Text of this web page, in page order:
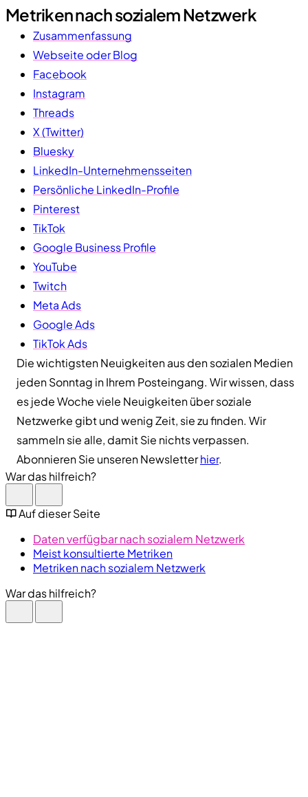
Metriken nach sozialem Netzwerk
Zusammenfassung
Webseite oder Blog
Facebook
Instagram
Threads
X (Twitter)
Bluesky
LinkedIn-Unternehmensseiten
Persönliche LinkedIn-Profile
Pinterest
TikTok
Google Business Profile
YouTube
Twitch
Meta Ads
Google Ads
TikTok Ads
Die wichtigsten Neuigkeiten aus den sozialen Medien
jeden Sonntag in Ihrem Posteingang. Wir wissen, dass
es jede Woche viele Neuigkeiten über soziale
Netzwerke gibt und wenig Zeit, sie zu finden. Wir
sammeln sie alle, damit Sie nichts verpassen.
Abonnieren Sie unseren Newsletterhier.
War das hilfreich?
Auf dieser Seite
Daten verfügbar nach sozialem Netzwerk
Meist konsultierte Metriken
Metriken nach sozialem Netzwerk
War das hilfreich?